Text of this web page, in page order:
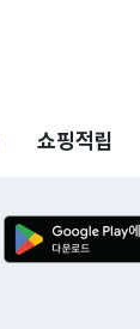
쇼핑적립